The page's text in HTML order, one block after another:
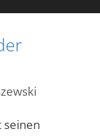
seinen